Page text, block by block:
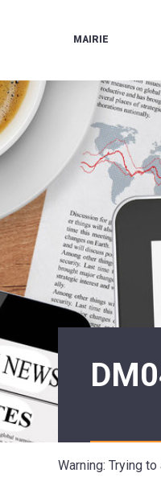
MAIRIE
LES
ÉLUS
HORAIRES
URBANISME/PLU
LIGNE
CARTES
D'IDENTITÉ-
PASSEPORTS
RÉUNIONS
CONSEIL
MUNICIPAL
ARRÊTÉS
MAIRE
LE
MOT
LA
/
Warning: Trying